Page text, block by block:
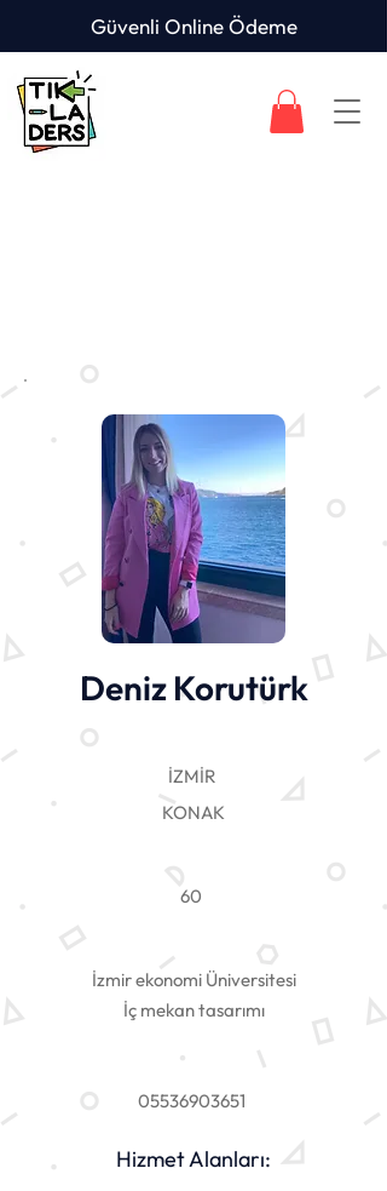
Güvenli Online Ödeme
Deniz Korutürk
İZMİR
KONAK
60
İzmir ekonomi Üniversitesi
İç mekan tasarımı
05536903651
Hizmet Alanları: